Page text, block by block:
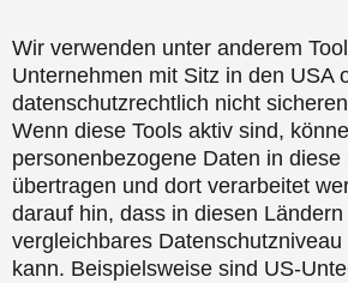
Wir verwenden unter anderem
Unternehmen mit Sitz in den USA
datenschutzrechtlich nicht
Wenn diese Tools aktiv sind,
personenbezogene Daten in diese
übertragen und dort verarbeitet
darauf hin, dass in diesen
vergleichbares
kann. Beispielsweise sind US-